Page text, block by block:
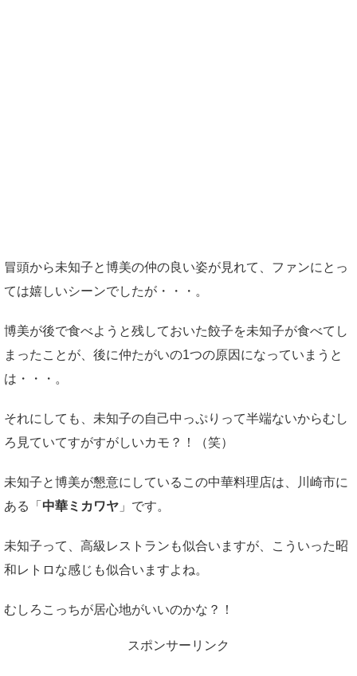
冒頭から未知子と博美の仲の良い姿が見れて、ファンにとっ
ては嬉しいシーンでしたが・・・。
博美が後で食べようと残しておいた餃子を未知子が食べてし
まったことが、後に仲たがいの1つの原因になっていまうと
は・・・。
それにしても、未知子の自己中っぷりって半端ないからむし
ろ見ていてすがすがしいカモ？！（笑）
未知子と博美が懇意にしているこの中華料理店は、川崎市に
ある「 中華ミカワヤ 」です。
未知子って、高級レストランも似合いますが、こういった昭
和レトロな感じも似合いますよね。
むしろこっちが居心地がいいのかな？！
スポンサーリンク